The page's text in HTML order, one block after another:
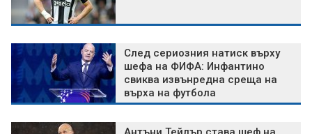
След сериозния натиск върху
шефа на ФИФА: Инфантино
свиква извънредна среща на
върха на футбола